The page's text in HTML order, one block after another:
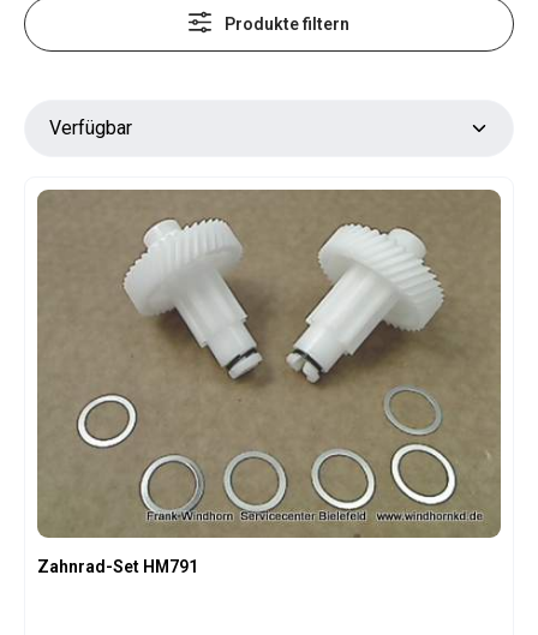
Produkte filtern
Zahnrad-Set HM791